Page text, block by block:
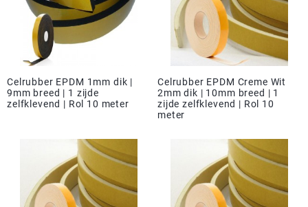
Celrubber EPDM 1mm dik |
9mm breed | 1 zijde
zelfklevend | Rol 10 meter
Celrubber EPDM Creme Wit
2mm dik | 10mm breed | 1
zijde zelfklevend | Rol 10
meter